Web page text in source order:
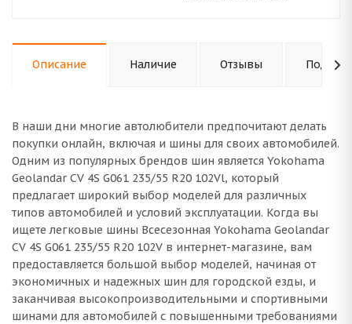
Описание Наличие Отзывы
В наши дни многие автолюбители предпочитают делать
покупки онлайн, включая и шины для своих автомобилей.
Одним из популярных брендов шин является Yokohama
Geolandar CV 4S G061 235/55 R20 102Vl, который
предлагает широкий выбор моделей для различных
типов автомобилей и условий эксплуатации. Когда вы
ищете легковые шины Всесезонная Yokohama Geolandar
CV 4S G061 235/55 R20 102V в интернет-магазине, вам
предоставляется большой выбор моделей, начиная от
экономичных и надежных шин для городской езды, и
заканчивая высокопроизводительными и спортивными
шинами для автомобилей с повышенными требованиями